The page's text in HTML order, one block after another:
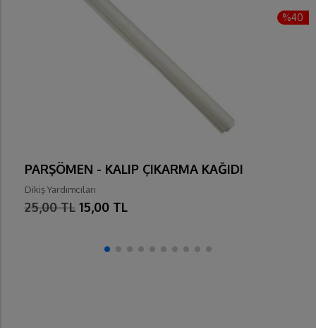
%40
PARŞÖMEN - KALIP ÇIKARMA KAĞIDI
Dikiş Yardımcıları
25,00 TL 15,00 TL